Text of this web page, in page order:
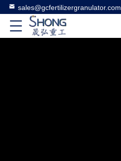
sales@gcfertilizergranulator.com